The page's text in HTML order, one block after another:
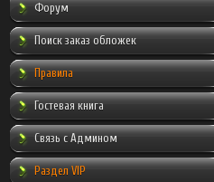
Форум
Поиск заказ обложек
Правила
Гостевая книга
Связь с Админом
Раздел VIP